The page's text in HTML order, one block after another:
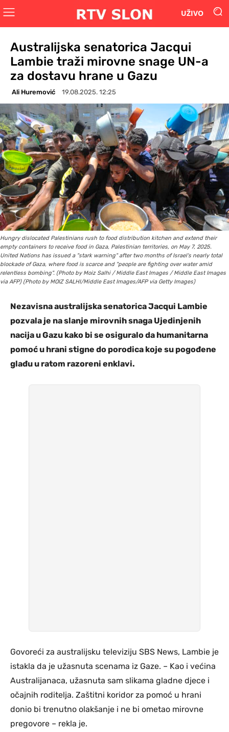
UŽIVO
Australijska senatorica Jacqui
Lambie traži mirovne snage UN-a
za dostavu hrane u Gazu
Ali Huremović 19.08.2025. 12:25
Hungry dislocated Palestinians rush to food distribution kitchen and extend their
empty containers to receive food in Gaza, Palestinian territories, on May 7, 2025.
United Nations has issued a "stark warning" after two months of Israel's nearly total
blockade of Gaza, where food is scarce and "people are fighting over water amid
relentless bombing". (Photo by Moiz Salhi / Middle East Images / Middle East Images
via AFP) (Photo by MOIZ SALHI/Middle East Images/AFP via Getty Images)
Nezavisna australijska senatorica Jacqui Lambie
pozvala je na slanje mirovnih snaga Ujedinjenih
nacija u Gazu kako bi se osiguralo da humanitarna
pomoć u hrani stigne do porodica koje su pogođene
glađu u ratom razoreni enklavi.
Govoreći za australijsku televiziju SBS News, Lambie je
istakla da je užasnuta scenama iz Gaze. – Kao i većina
Australijanaca, užasnuta sam slikama gladne djece i
očajnih roditelja. Zaštitni koridor za pomoć u hrani
donio bi trenutno olakšanje i ne bi ometao mirovne
pregovore – rekla je.